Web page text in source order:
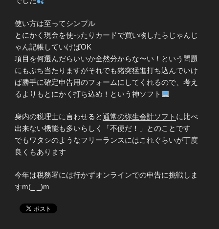
使い方は至ってシンプル
とにかく現金を使ったりカードで買い物したらじゃんじ
ゃん記帳していけばOK
項目を何選んだらいいか全然分からな〜い！という問題
にもぶち当たりますがそれでも猪突猛進打ち込んでいけ
ば勝手に確定申告用のフォームにしてくれるので、考え
るよりもとにかく打ち込め！という神ソフト
身内の税理士に言わせると通常の弥生会計ソフト に比べ
出来ない機能も多いらしく「不便だ！」とのことです
でもワタシのようなフリーランスにはこれぐらいが丁度
良くもあります
今年は税務署には行かずオンラインでの申告に挑戦しま
すm(_ _)m